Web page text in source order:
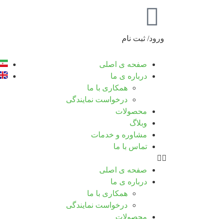
ورود/ ثبت نام
صفحه ی اصلی
درباره ی ما
همکاری با ما
درخواست نمایندگی
محصولات
وبلاگ
مشاوره و خدمات
تماس با ما
صفحه ی اصلی
درباره ی ما
همکاری با ما
درخواست نمایندگی
محصولات